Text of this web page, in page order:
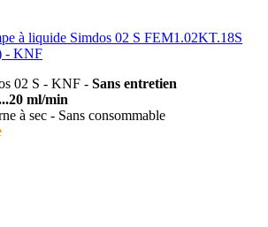
à liquide Simdos 02 S FEM1.02KT.18S
- KNF
02 S - KNF - Sans entretien
ml/min
à sec - Sans consommable